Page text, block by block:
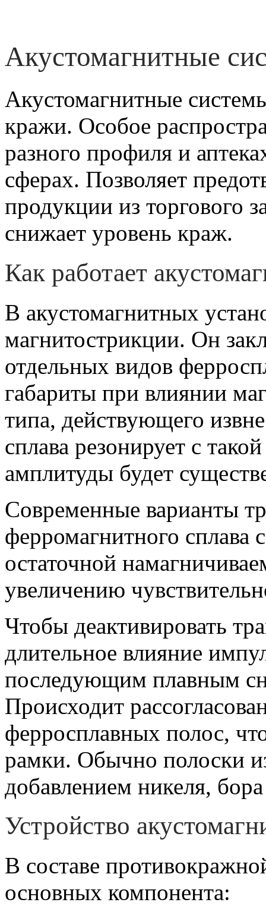
Акустомагнитные
Акустомагнитные
кражи. Особое
разного профиля и
сферах. Позволяет
продукции из торгового
снижает уровень краж.
Как работает
В акустомагнитных
магнитострикции. Он
отдельных видов
габариты при влиянии
типа, действующего
сплава резонирует с
амплитуды будет
Современные варианты
ферромагнитного сплава
остаточной
увеличению
Чтобы деактивировать
длительное влияние
последующим плавным
Происходит
ферросплавных полос,
рамки. Обычно полоски
добавлением никеля,
Устройство
В составе
основных компонента: